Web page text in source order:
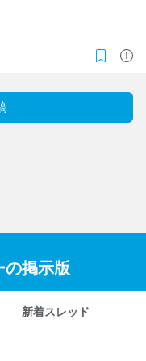
の掲示版
新着スレッド